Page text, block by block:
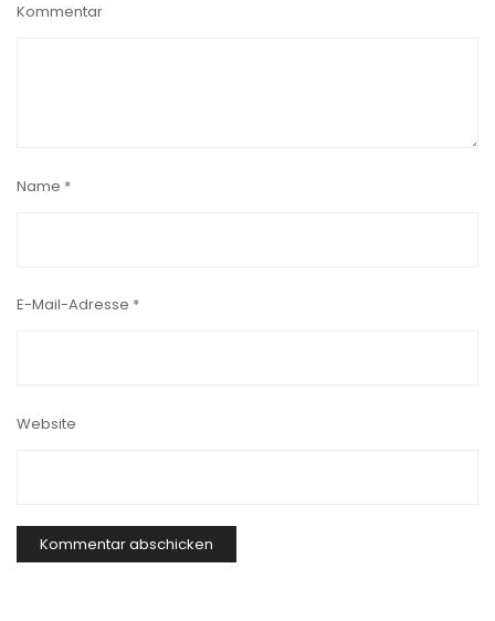
Kommentar
Name *
E-Mail-Adresse *
Website